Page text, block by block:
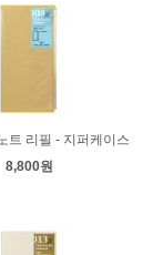
트 리필 - 지퍼케이스
8,800원